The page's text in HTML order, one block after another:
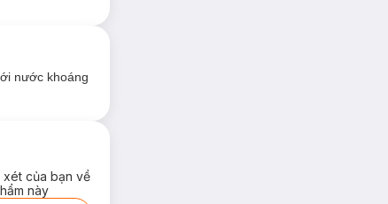
nước khoáng
xét của bạn về
này